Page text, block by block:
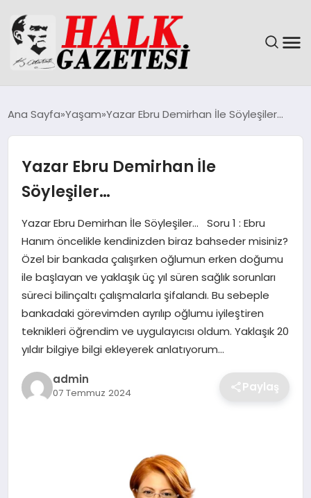
DÜNYA
EĞITIM
MAGAZIN
SAĞLIK
SIYASET
SPOR
TEKNOLOJI
Ana Sayfa Yaşam Yazar Ebru Demirhan İle Söyleşiler…
Yazar Ebru Demirhan İle
Söyleşiler…
Yazar Ebru Demirhan İle Söyleşiler… Soru 1 : Ebru
Hanım öncelikle kendinizden biraz bahseder misiniz?
Özel bir bankada çalışırken oğlumun erken doğumu
ile başlayan ve yaklaşık üç yıl süren sağlık sorunları
süreci bilinçaltı çalışmalarla şifalandı. Bu sebeple
bankadaki görevimden ayrılıp oğlumu iyileştiren
teknikleri öğrendim ve uygulayıcısı oldum. Yaklaşık 20
yıldır bilgiye bilgi ekleyerek anlatıyorum…
admin
07 Temmuz 2024 Paylaş